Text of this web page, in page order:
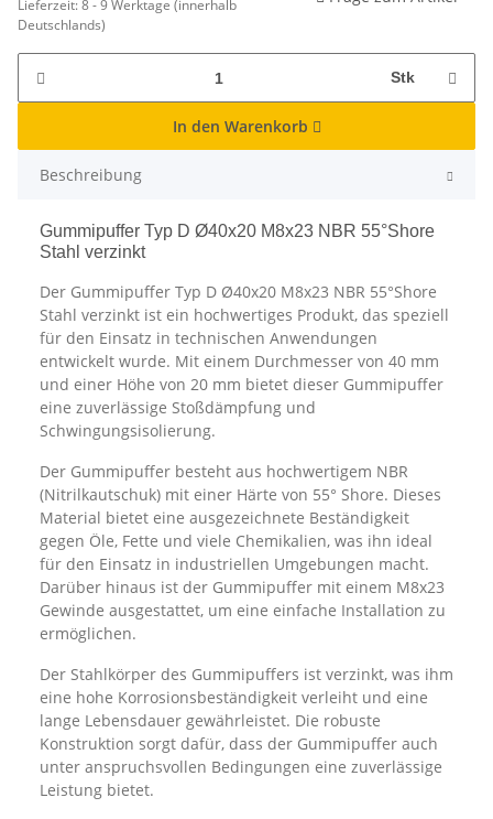
Lieferzeit:8 - 9 Werktage (innerhalb
Deutschlands)
Stk
In den Warenkorb
Beschreibung
Gummipuffer Typ D Ø40x20 M8x23 NBR 55°Shore
Stahl verzinkt
Der Gummipuffer Typ D Ø40x20 M8x23 NBR 55°Shore
Stahl verzinkt ist ein hochwertiges Produkt, das speziell
für den Einsatz in technischen Anwendungen
entwickelt wurde. Mit einem Durchmesser von 40 mm
und einer Höhe von 20 mm bietet dieser Gummipuffer
eine zuverlässige Stoßdämpfung und
Schwingungsisolierung.
Der Gummipuffer besteht aus hochwertigem NBR
(Nitrilkautschuk) mit einer Härte von 55° Shore. Dieses
Material bietet eine ausgezeichnete Beständigkeit
gegen Öle, Fette und viele Chemikalien, was ihn ideal
für den Einsatz in industriellen Umgebungen macht.
Darüber hinaus ist der Gummipuffer mit einem M8x23
Gewinde ausgestattet, um eine einfache Installation zu
ermöglichen.
Der Stahlkörper des Gummipuffers ist verzinkt, was ihm
eine hohe Korrosionsbeständigkeit verleiht und eine
lange Lebensdauer gewährleistet. Die robuste
Konstruktion sorgt dafür, dass der Gummipuffer auch
unter anspruchsvollen Bedingungen eine zuverlässige
Leistung bietet.